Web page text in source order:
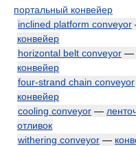
портальный конвейер
inclined platform conveyor
конвейер
horizontal belt conveyor —
конвейер
four-strand chain conveyor
конвейер
cooling conveyor —
отливок
withering conveyor —